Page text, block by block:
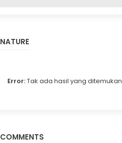
NATURE
Error:Tak ada hasil yang ditemukan
COMMENTS